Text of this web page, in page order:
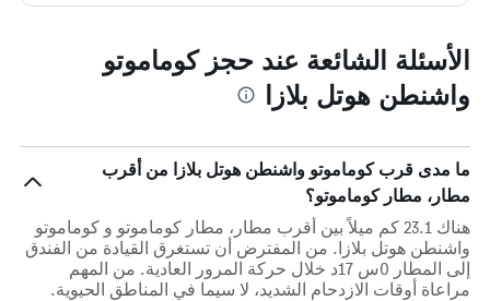
الأسئلة الشائعة عند حجز كوماموتو
واشنطن هوتل بلازا
ما مدى قرب كوماموتو واشنطن هوتل بلازا من أقرب
مطار، مطار كوماموتو؟
هناك 23.1 كم ميلاً بين أقرب مطار، مطار كوماموتو و كوماموتو
واشنطن هوتل بلازا. من المفترض أن تستغرق القيادة من الفندق
إلى المطار 0س 17د خلال حركة المرور العادية. من المهم
مراعاة أوقات الازدحام الشديد، لا سيما في المناطق الحيوية.